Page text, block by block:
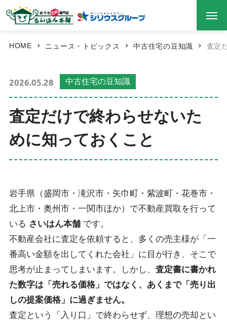
HOME ニュース・トピックス 中古住宅の豆知識 査定
2026.05.28 中古住宅の豆知識
査定だけで終わらせないた
めに知っておくこと
岩手県（盛岡市・滝沢市・矢巾町・紫波町・花巻市・
北上市・奥州市・一関市ほか）で不動産買取を行って
いる さいはん本舗です。
不動産会社に査定を依頼すると、多くの売主様が「一
番高い金額を出してくれた会社」に目が行き、そこで
思考が止まってしまいます。しかし、 査定書に書かれ
た数字は「売れる価格」ではなく、あくまで「売り出
しの提案価格」に過ぎません。
査定という「入り口」で終わらせず、理想の売却とい